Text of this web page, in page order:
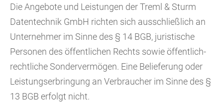
Die Angebote und Leistungen der Treml & Sturm
Datentechnik GmbH richten sich ausschließlich an
Unternehmer im Sinne des § 14 BGB, juristische
Personen des öffentlichen Rechts sowie öffentlich-
rechtliche Sondervermögen. Eine Belieferung oder
Leistungserbringung an Verbraucher im Sinne des §
13 BGB erfolgt nicht.